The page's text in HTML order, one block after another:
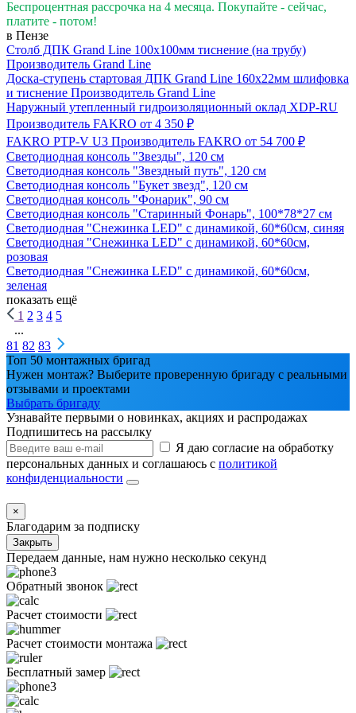
Беспроцентная рассрочка на 4 месяца. Покупайте - сейчас,
платите - потом!
в Пензе
Столб ДПК Grand Line 100х100мм тиснение (на трубу)
Производитель Grand Line
Доска-ступень стартовая ДПК Grand Line 160х22мм шлифовка
и тиснение Производитель Grand Line
Наружный утепленный гидроизоляционный оклад XDP-RU
Производитель FAKRO от 4 350 ₽
FAKRO PTP-V U3 Производитель FAKRO от 54 700 ₽
Светодиодная консоль "Звезды", 120 см
Светодиодная консоль "Звездный путь", 120 см
Светодиодная консоль "Букет звезд", 120 см
Светодиодная консоль "Фонарик", 90 см
Светодиодная консоль "Старинный Фонарь", 100*78*27 см
Светодиодная "Снежинка LED" с динамикой, 60*60см, синяя
Светодиодная "Снежинка LED" с динамикой, 60*60см,
розовая
Светодиодная "Снежинка LED" с динамикой, 60*60см,
зеленая
показать ещё
1 2 3 4 5
...
81 82 83
Топ 50 монтажных бригад
Нужен монтаж? Выберите проверенную бригаду с реальными
отзывами и проектами
Выбрать бригаду
Узнавайте первыми о новинках, акциях и распродажах
Подпишитесь на рассылку
Я даю согласие на обработку
персональных данных и соглашаюсь с политикой
конфиденциальности
×
Благодарим за подписку
Закрыть
Передаем данные, нам нужно несколько секунд
Обратный звонок
Расчет стоимости
Расчет стоимости монтажа
Бесплатный замер